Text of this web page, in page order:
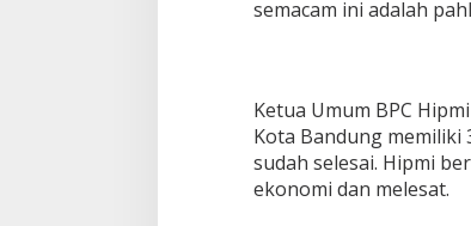
semacam ini adalah
Ketua Umum BPC
Kota Bandung memiliki
sudah selesai. Hipmi
ekonomi dan melesat.